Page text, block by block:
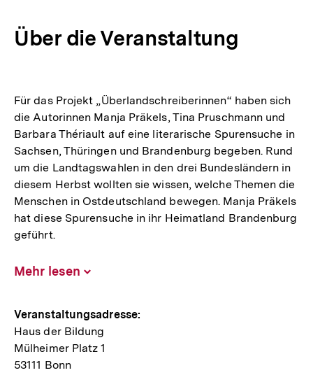
Über die Veranstaltung
Für das Projekt „Überlandschreiberinnen“ haben sich
die Autorinnen Manja Präkels, Tina Pruschmann und
Barbara Thériault auf eine literarische Spurensuche in
Sachsen, Thüringen und Brandenburg begeben. Rund
um die Landtagswahlen in den drei Bundesländern in
diesem Herbst wollten sie wissen, welche Themen die
Menschen in Ostdeutschland bewegen. Manja Präkels
hat diese Spurensuche in ihr Heimatland Brandenburg
geführt.
Mehr lesen
Hinweise
zur
Veranstaltung
Veranstaltungsadresse:
Haus der Bildung
Mülheimer Platz 1
53111 Bonn